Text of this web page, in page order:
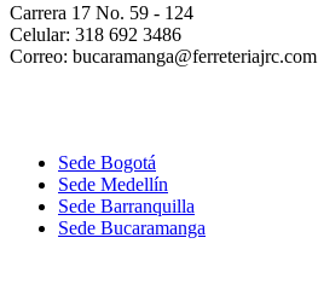
Carrera 17 No. 59 - 124
Celular: 318 692 3486
Correo: bucaramanga@ferreteriajrc.com
Sede Bogotá
Sede Medellín
Sede Barranquilla
Sede Bucaramanga